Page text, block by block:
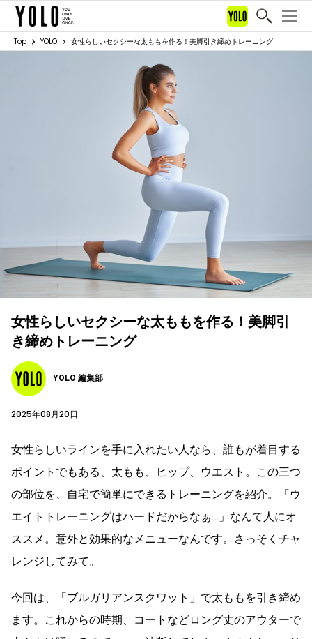
Top YOLO 女性らしいセクシーな太ももを作る！美脚引き締めトレーニング
女性らしいセクシーな太ももを作る！美脚引
き締めトレーニング
YOLO 編集部
2025年08月20日
女性らしいラインを手に入れたい人なら、誰もが着目する
ポイントでもある、太もも、ヒップ、ウエスト。この三つ
の部位を、自宅で簡単にできるトレーニングを紹介。「ウ
エイトトレーニングはハードだからなぁ…」なんて人にオ
ススメ。意外と効果的なメニューなんです。さっそくチャ
レンジしてみて。
今回は、「ブルガリアンスクワット」で太ももを引き締め
ます。これからの時期、コートなどロング丈のアウターで